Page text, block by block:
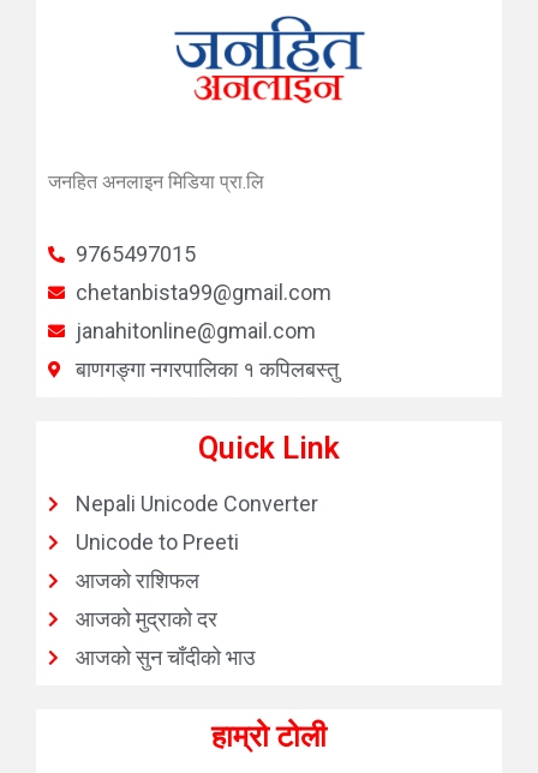
जनहित अनलाइन मिडिया प्रा.लि
9765497015
chetanbista99@gmail.com
janahitonline@gmail.com
बाणगङ्गा नगरपालिका १ कपिलबस्तु
Quick Link
Nepali Unicode Converter
Unicode to Preeti
आजको राशिफल
आजको मुद्राको दर
आजको सुन चाँदीको भाउ
हाम्रो टोली